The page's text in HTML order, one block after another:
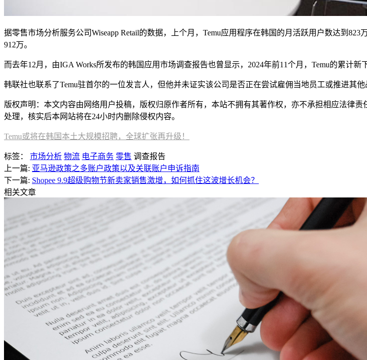
据零售市场分析服务公司Wiseapp Retail的数据，上个月，Temu应用程序在韩国的月活跃用户数达到
912万。
而去年12月，由IGA Works所发布的韩国应用市场调查报告也曾显示，2024年前11个月，Temu的累计新
韩联社也联系了Temu驻首尔的一位发言人，但他并未证实该公司是否正在尝试雇佣当地员工或推进其他
版权声明：本文内容由网络用户投稿，版权归原作者所有，本站不拥有其著作权，亦不承担相应法律
处理，核实后本网站将在24小时内删除侵权内容。
Temu或将在韩国本土大规模招聘，全球扩张再升级！
标签： 市场分析 物流 电子商务 零售 调查报告
上一篇: 亚马逊政策之多账户政策以及关联账户申诉指南
下一篇: Shopee 9.9超级购物节新卖家销售激增，如何抓住这波增长机会？
相关文章